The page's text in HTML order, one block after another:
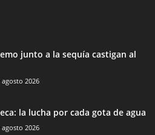
junto a la sequía castigan al
agosto 2026
la lucha por cada gota de agua
agosto 2026